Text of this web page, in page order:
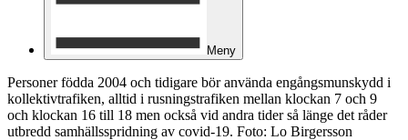
Meny
Personer födda 2004 och tidigare bör använda engångsmunskydd i
kollektivtrafiken, alltid i rusningstrafiken mellan klockan 7 och 9
och klockan 16 till 18 men också vid andra tider så länge det råder
utbredd samhällsspridning av covid-19. Foto: Lo Birgersson